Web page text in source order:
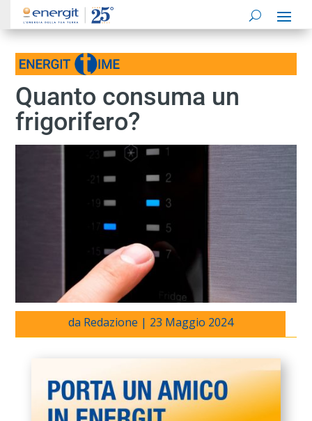
Quanto consuma un
frigorifero?
da Redazione | 23 Maggio 2024